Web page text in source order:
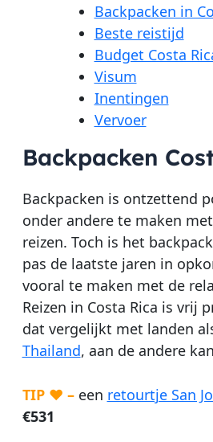
Backpacken in
Beste reistijd
Budget Costa
Visum
Inentingen
Vervoer
Backpacken
Backpacken is ontzettend
onder andere te maken
reizen. Toch is het
pas de laatste jaren in
vooral te maken met de
Reizen in Costa Rica is vrij
dat vergelijkt met landen
Thailand, aan de andere
TIP ♥ – een retourtje San
€531